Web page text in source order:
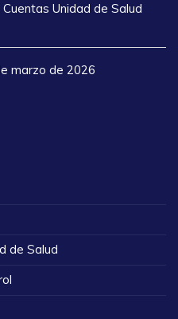
Unidad de Salud
marzo de 2026
de Salud